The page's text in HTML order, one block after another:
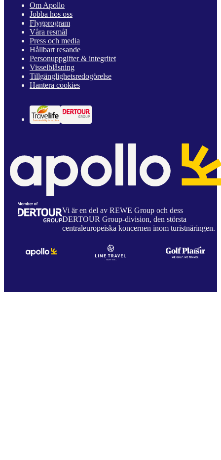
Om Apollo
Jobba hos oss
Flygprogram
Våra resmål
Press och media
Hållbart resande
Personuppgifter & integritet
Visselblåsning
Tillgänglighetsredogörelse
Hantera cookies
Vi är en del av REWE Group och dess
DERTOUR Group-division, den största
centraleuropeiska koncernen inom turistnäringen.